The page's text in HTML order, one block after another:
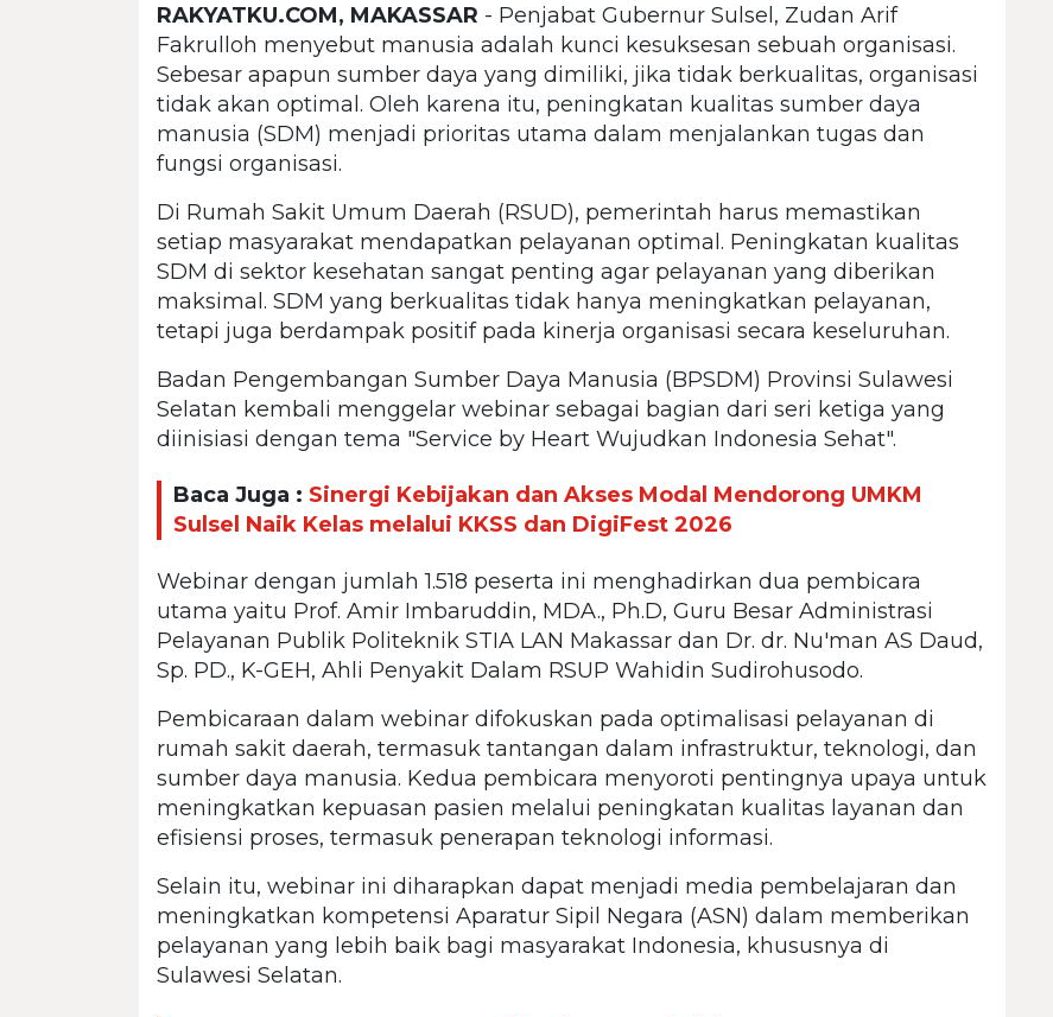
RAKYATKU.COM, MAKASSAR - Penjabat Gubernur Sulsel, Zudan Arif
Fakrulloh menyebut manusia adalah kunci kesuksesan sebuah organisasi.
Sebesar apapun sumber daya yang dimiliki, jika tidak berkualitas, organisasi
tidak akan optimal. Oleh karena itu, peningkatan kualitas sumber daya
manusia (SDM) menjadi prioritas utama dalam menjalankan tugas dan
fungsi organisasi.
Di Rumah Sakit Umum Daerah (RSUD), pemerintah harus memastikan
setiap masyarakat mendapatkan pelayanan optimal. Peningkatan kualitas
SDM di sektor kesehatan sangat penting agar pelayanan yang diberikan
maksimal. SDM yang berkualitas tidak hanya meningkatkan pelayanan,
tetapi juga berdampak positif pada kinerja organisasi secara keseluruhan.
Badan Pengembangan Sumber Daya Manusia (BPSDM) Provinsi Sulawesi
Selatan kembali menggelar webinar sebagai bagian dari seri ketiga yang
diinisiasi dengan tema "Service by Heart Wujudkan Indonesia Sehat".
Baca Juga : Sinergi Kebijakan dan Akses Modal Mendorong UMKM
Sulsel Naik Kelas melalui KKSS dan DigiFest 2026
Webinar dengan jumlah 1.518 peserta ini menghadirkan dua pembicara
utama yaitu Prof. Amir Imbaruddin, MDA., Ph.D, Guru Besar Administrasi
Pelayanan Publik Politeknik STIA LAN Makassar dan Dr. dr. Nu'man AS Daud,
Sp. PD., K-GEH, Ahli Penyakit Dalam RSUP Wahidin Sudirohusodo.
Pembicaraan dalam webinar difokuskan pada optimalisasi pelayanan di
rumah sakit daerah, termasuk tantangan dalam infrastruktur, teknologi, dan
sumber daya manusia. Kedua pembicara menyoroti pentingnya upaya untuk
meningkatkan kepuasan pasien melalui peningkatan kualitas layanan dan
efisiensi proses, termasuk penerapan teknologi informasi.
Selain itu, webinar ini diharapkan dapat menjadi media pembelajaran dan
meningkatkan kompetensi Aparatur Sipil Negara (ASN) dalam memberikan
pelayanan yang lebih baik bagi masyarakat Indonesia, khususnya di
Sulawesi Selatan.